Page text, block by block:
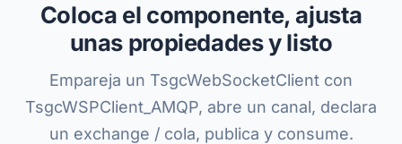
Coloca el componente, ajusta
unas propiedades y listo
Empareja un TsgcWebSocketClient con
TsgcWSPClient_AMQP, abre un canal, declara
un exchange / cola, publica y consume.